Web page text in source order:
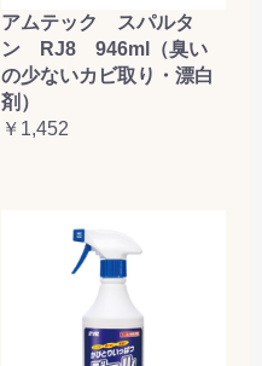
アムテック スパルタ
ン RJ8 946ml（臭い
の少ないカビ取り・漂白
剤）
￥1,452